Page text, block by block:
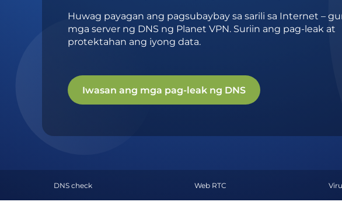
Huwag payagan ang pagsubaybay sa sarili sa Internet –
mga server ng DNS ng Planet VPN. Suriin ang pag-leak at
protektahan ang iyong data.
Iwasan ang mga pag-leak ng DNS
DNS check Web RTC